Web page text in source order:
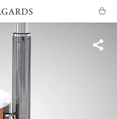
Verzending binnen #ShippingTimeGeneral